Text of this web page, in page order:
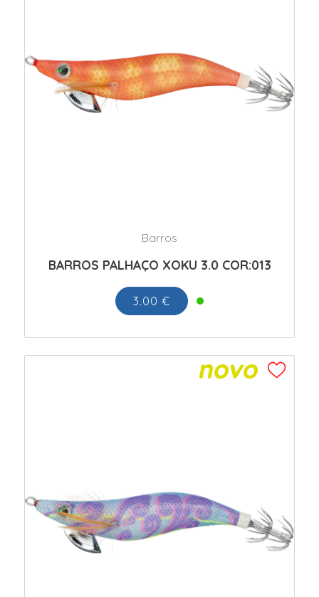
Barros
BARROS PALHAÇO XOKU 3.0 COR:013
3.00 €